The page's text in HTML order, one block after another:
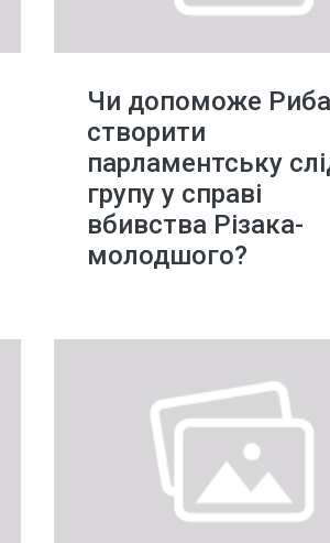
Чи допоможе
створити
парламентську
групу у справі
вбивства Різака-
молодшого?